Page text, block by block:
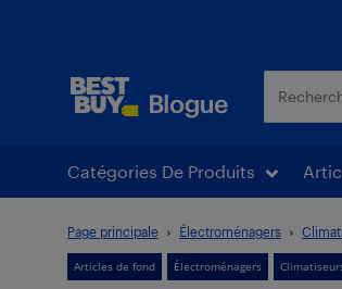
Catégories De Produits
Page principale Électroménagers
Articles de fond Électroménagers